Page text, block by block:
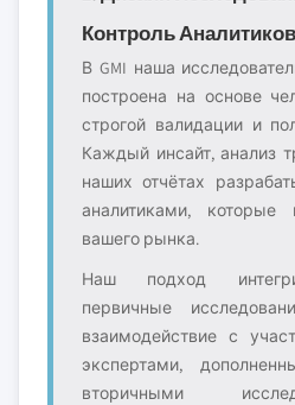
Контроль Аналитиков
В GMI наша
построена на основе
строгой валидации и
Каждый инсайт, анализ
наших отчётах
аналитиками,
вашего рынка.
Наш подход
первичные
взаимодействие с
экспертами,
вторичными